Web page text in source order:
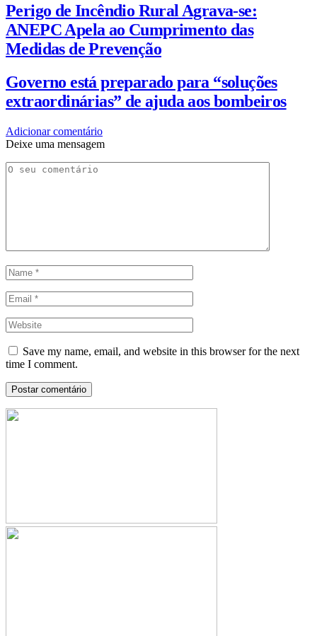
Perigo de Incêndio Rural Agrava-se:
ANEPC Apela ao Cumprimento das
Medidas de Prevenção
Governo está preparado para “soluções
extraordinárias” de ajuda aos bombeiros
Adicionar comentário
Deixe uma mensagem
Save my name, email, and website in this browser for the next
time I comment.